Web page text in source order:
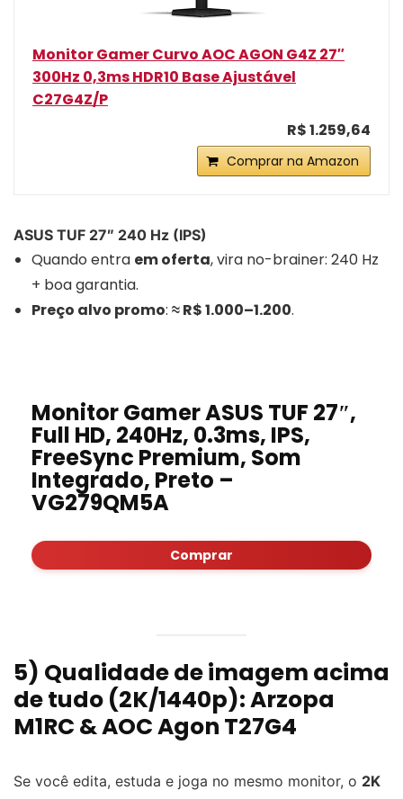
Monitor Gamer Curvo AOC AGON G4Z 27″
300Hz 0,3ms HDR10 Base Ajustável
C27G4Z/P
R$ 1.259,64
Comprar na Amazon
ASUS TUF 27″ 240 Hz (IPS)
Quando entra em oferta, vira no-brainer: 240 Hz
+ boa garantia.
Preço alvo promo: ≈ R$ 1.000–1.200.
Monitor Gamer ASUS TUF 27″,
Full HD, 240Hz, 0.3ms, IPS,
FreeSync Premium, Som
Integrado, Preto –
VG279QM5A
Comprar
5) Qualidade de imagem acima
de tudo (2K/1440p): Arzopa
M1RC & AOC Agon T27G4
Se você edita, estuda e joga no mesmo monitor, o 2K